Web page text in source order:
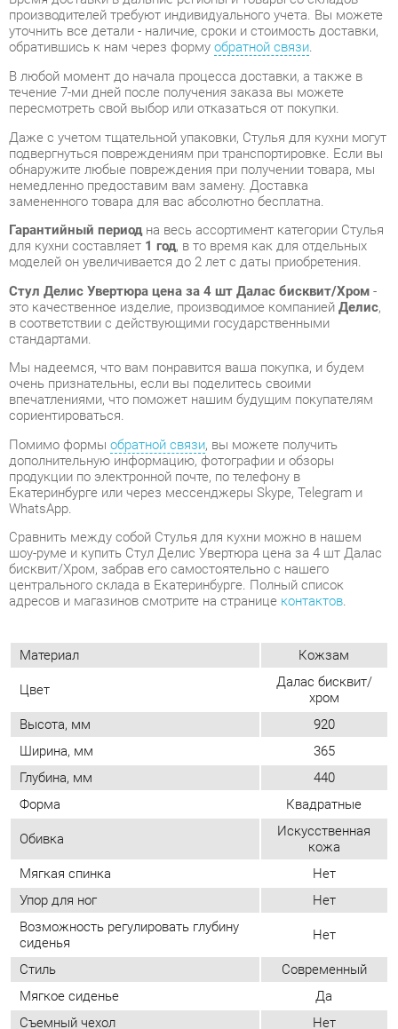
В любой момент до начала процесса доставки, а также в
течение 7-ми дней после получения заказа вы можете
пересмотреть свой выбор или отказаться от покупки.
Даже с учетом тщательной упаковки, Стулья для кухни могут
подвергнуться повреждениям при транспортировке. Если вы
обнаружите любые повреждения при получении товара, мы
замененного товара для вас абсолютно бесплатна.
Гарантийный периодна весь ассортимент категории Стулья
для кухни составляет1 год , в то время как для отдельных
моделей он увеличивается до 2 лет с даты приобретения.
Стул Делис Увертюра цена за 4 шт Далас бисквит/Хром-
это качественное изделие, производимое компаниейДелис,
в соответствии с действующими государственными
стандартами.
Мы надеемся, что вам понравится ваша покупка, и будем
очень признательны, если вы поделитесь своими
впечатлениями, что поможет нашим будущим покупателям
сориентироваться.
Помимо формыобратной связи, вы можете получить
дополнительную информацию, фотографии и обзоры
продукции по электронной почте, по телефону в
Екатеринбурге или через мессенджеры Skype, Telegram и
Cравнить между собой Стулья для кухни можно в нашем
шоу-руме и купить Стул Делис Увертюра цена за 4 шт Далас
бисквит/Хром, забрав его самостоятельно с нашего
центрального склада в Екатеринбурге. Полный список
Материал Кожзам
Цвет
Далас бисквит/
Высота, мм
920
Ширина, мм
365
Глубина, мм
440
Форма
Квадратные
Обивка
Искусственная
кожа
Мягкая спинка
Нет
Упор для ног
Нет
Возможность регулировать глубину
Нет
Стиль
Современный
Мягкое сиденье
Да
Съемный чехол
Нет
Возможность регулировать высоту
сиденья Нет
Особенности
Высота сиденья:
485